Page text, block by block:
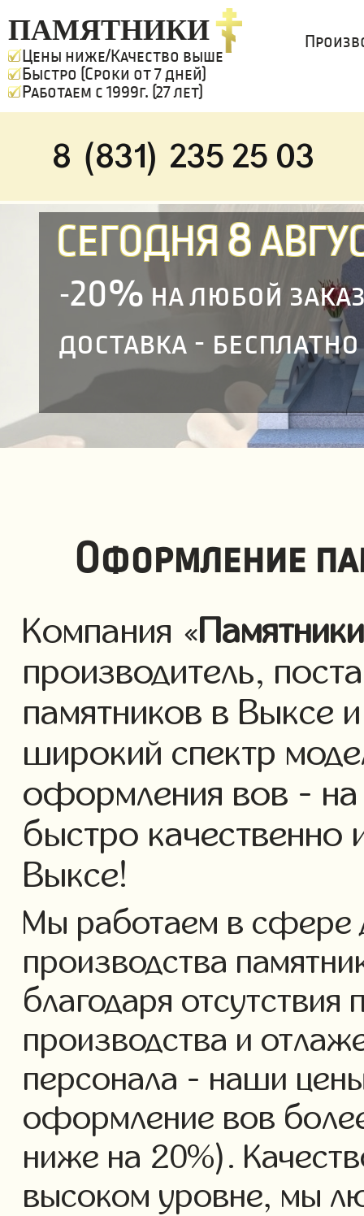
ПАМЯТНИКИ
Цены ниже/Качество выше
Быстро (Сроки от 7 дней)
Работаем с 1999г. (27 лет)
8 (831) 235 25 03
СЕГОДНЯ 8
-20% на любой
доставка - бесплатно
Оформление
Компания «Памятники
производитель,
памятников в Выксе
широкий спектр
оформления вов - на
быстро качественно
Выксе!
Мы работаем в сфере
производства
благодаря отсутствия
производства и
персонала - наши
оформление вов
ниже на 20%).
высоком уровне, мы